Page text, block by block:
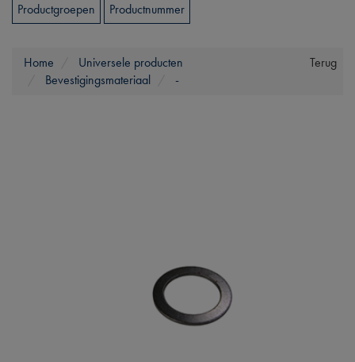
Productgroepen Productnummer
Terug
Home
Universele producten
Bevestigingsmateriaal
-